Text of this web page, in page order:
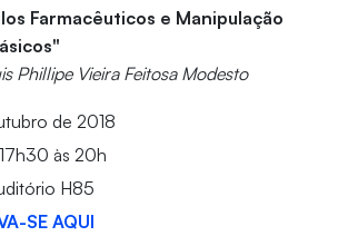
Farmacêuticos e Manipulação
Phillipe Vieira Feitosa Modesto
de 2018
às 20h
H85
SE AQUI